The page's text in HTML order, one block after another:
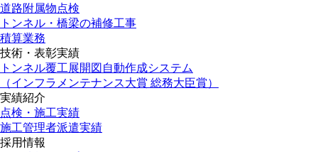
道路附属物点検
トンネル・橋梁の補修工事
積算業務
技術・表彰実績
トンネル覆工展開図自動作成システム
（インフラメンテナンス大賞 総務大臣賞）
実績紹介
点検・施工実績
施工管理者派遣実績
採用情報